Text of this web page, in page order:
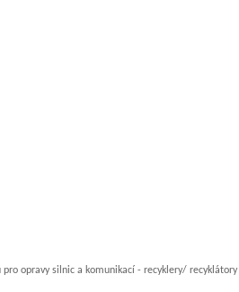
opravy silnic a komunikací - recyklery/